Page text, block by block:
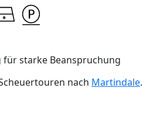
für starke Beanspruchung
nach Martindale.